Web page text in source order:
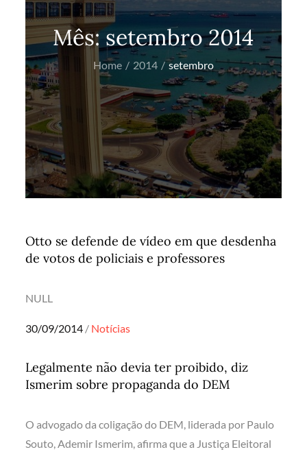
Mês:setembro 2014
Home 2014 setembro
Otto se defende de vídeo em que desdenha
de votos de policiais e professores
NULL
Posted
30/09/2014 Notícias
Legalmente não devia ter proibido, diz
Ismerim sobre propaganda do DEM
O advogado da coligação do DEM, liderada por Paulo
Souto, Ademir Ismerim, afirma que a Justiça Eleitoral